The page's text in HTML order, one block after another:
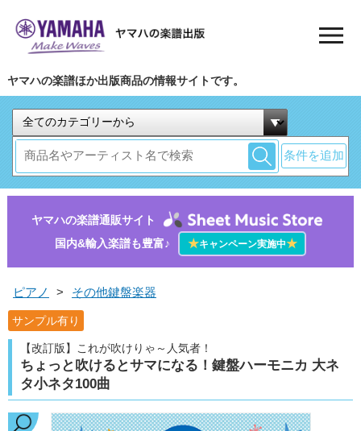
ヤマハの楽譜ほか出版商品の情報サイトです。
条件を追加
ヤマハの楽譜通販サイト
国内&輸入楽譜も豊富♪
★キャンペーン実施中★
ピアノ > その他鍵盤楽器
サンプル有り
【改訂版】これが吹けりゃ～人気者！
ちょっと吹けるとサマになる！鍵盤ハーモニカ 大ネ
タ小ネタ100曲